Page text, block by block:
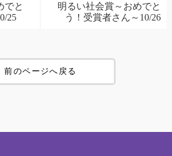
でと
25
明るい社会賞～おめでと
う！受賞者さん～10/26
前のページへ戻る